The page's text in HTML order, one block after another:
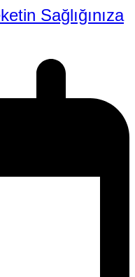
Sağlığınıza